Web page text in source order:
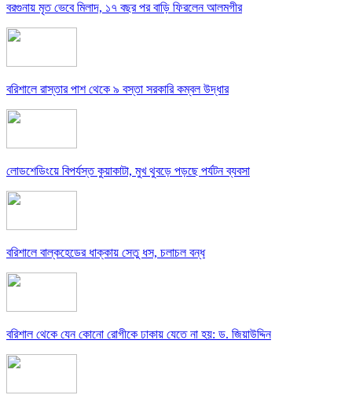
বরগুনায় মৃত ভেবে মিলাদ, ১৭ বছর পর বাড়ি ফিরলেন আলমগীর
বরিশালে রাস্তার পাশ থেকে ৯ বস্তা সরকারি কম্বল উদ্ধার
লোডশেডিংয়ে বিপর্যস্ত কুয়াকাটা, মুখ থুবড়ে পড়ছে পর্যটন ব্যবসা
বরিশালে বাল্কহেডের ধাক্কায় সেতু ধস, চলাচল বন্ধ
বরিশাল থেকে যেন কোনো রোগীকে ঢাকায় যেতে না হয়: ড. জিয়াউদ্দিন